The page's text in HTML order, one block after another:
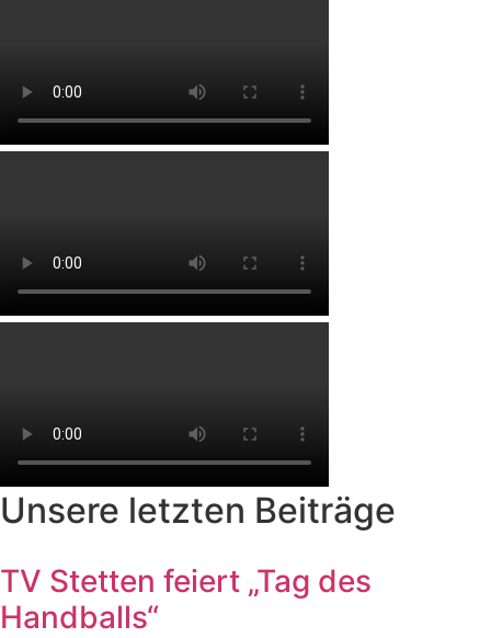
Unsere letzten Beiträge
TV Stetten feiert „Tag des
Handballs“